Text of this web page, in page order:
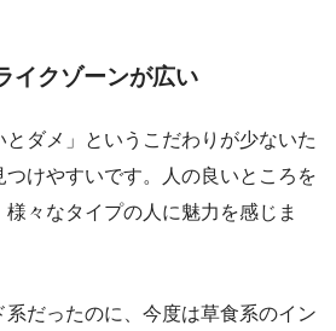
イクゾーンが広い
とダメ」というこだわりが少ないた
けやすいです。人の良いところを
々なタイプの人に魅力を感じま
系だったのに、今度は草食系のイン